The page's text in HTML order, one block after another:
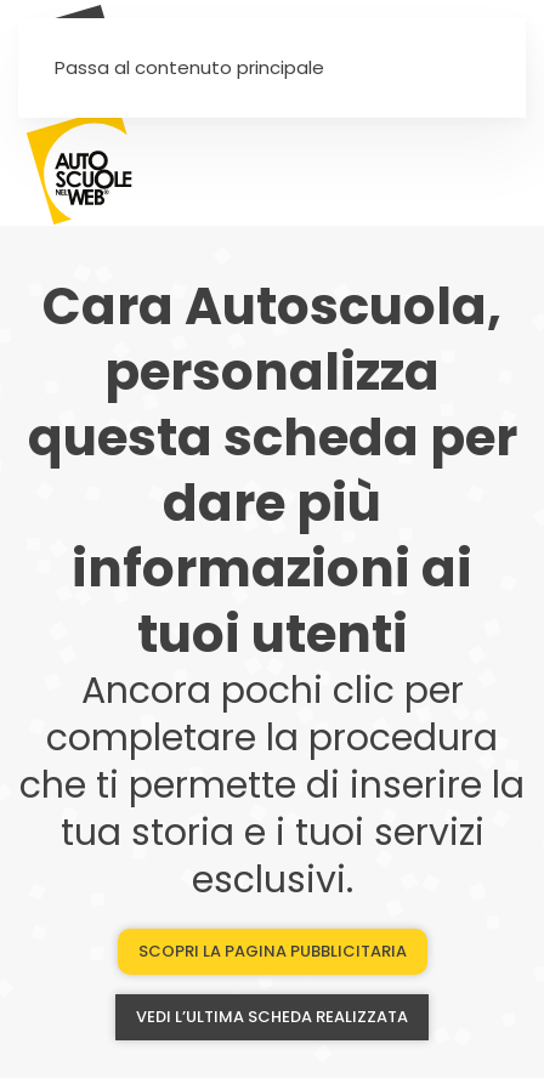
Passa al contenuto principale
Cara Autoscuola,
personalizza
questa scheda per
dare più
informazioni ai
tuoi utenti
Ancora pochi clic per
completare la procedura
che ti permette di inserire la
tua storia e i tuoi servizi
esclusivi.
SCOPRI LA PAGINA PUBBLICITARIA
VEDI L’ULTIMA SCHEDA REALIZZATA